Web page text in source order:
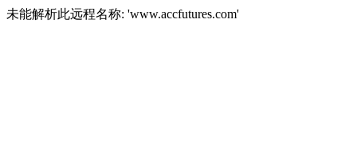
未能解析此远程名称: 'www.accfutures.com'